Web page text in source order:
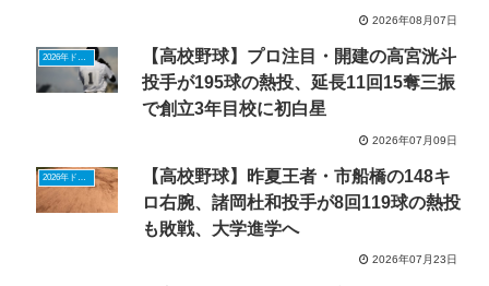
2026年08月07日
2026年ドラフトニュース
【高校野球】プロ注目・開建の高宮洸斗
投手が195球の熱投、延長11回15奪三振
で創立3年目校に初白星
2026年07月09日
【高校野球】昨夏王者・市船橋の148キ
ロ右腕、諸岡杜和投手が8回119球の熱投
も敗戦、大学進学へ
2026年07月23日